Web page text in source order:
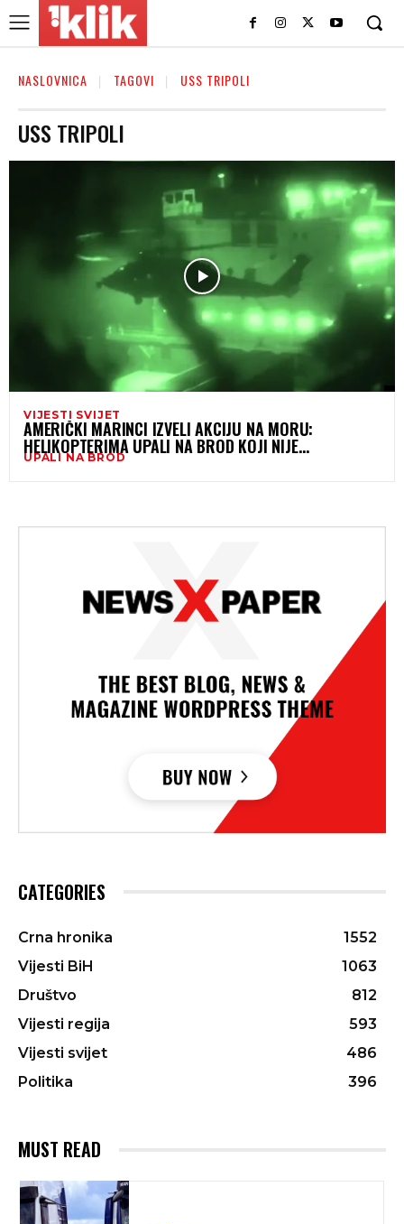
NASLOVNICA TAGOVI USS TRIPOLI
USS TRIPOLI
VIJESTI SVIJET
AMERIČKI MARINCI IZVELI AKCIJU NA MORU:
HELIKOPTERIMA UPALI NA BROD KOJI NIJE
ODGOVARAO NA UPOZORENJA
UPALI NA BROD
CATEGORIES
Crna hronika
1552
Vijesti BiH
1063
Društvo
812
Vijesti regija
593
Vijesti svijet
486
Politika
396
MUST READ